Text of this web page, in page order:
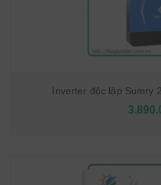
Inverter độc lập Sumry